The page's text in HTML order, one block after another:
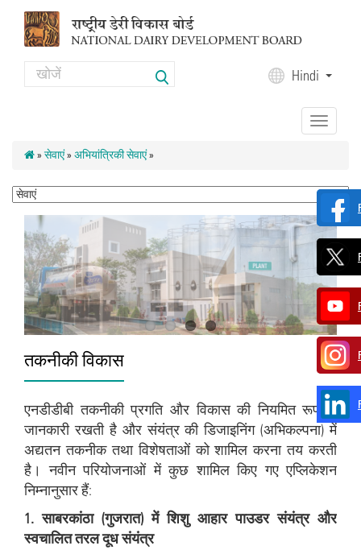
Search Hindi
Toggle
navigation
» सेवाएं» अभियांत्रिकी सेवाएं»
तकनीकी विकास
एनडीडीबी तकनीकी प्रगति और विकास की नियमित रूप से
जानकारी रखती है और संयंत्र की डिजाइनिंग (अभिकल्पना) में
अद्यतन तकनीक तथा विशेषताओं को शामिल करना तय करती
है। नवीन परियोजनाओं में कुछ शामिल किए गए एप्लिकेशन
निम्नानुसार हैं:
1. साबरकांठा (गुजरात) में शिशु आहार पाउडर संयंत्र और
स्वचालित तरल दूध संयंत्र